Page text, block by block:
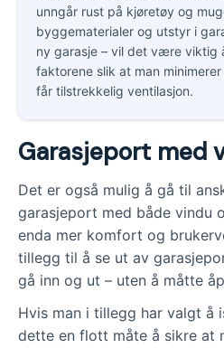
unngår rust på kjøretøy og
byggematerialer og utstyr i
ny garasje – vil det være viktig
faktorene slik at man
får tilstrekkelig ventilasjon.
Garasjeport med
Det er også mulig å gå til
garasjeport med både vindu
enda mer komfort og
tillegg til å se ut av
gå inn og ut – uten å måtte
Hvis man i tillegg har valgt å
dette en flott måte å sikre at